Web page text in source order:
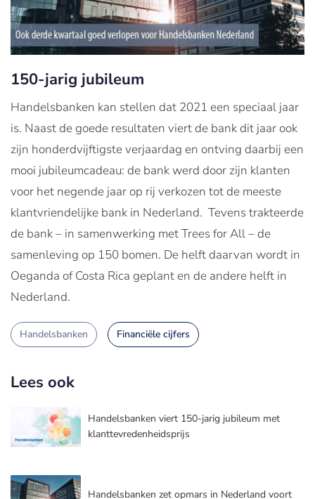
150-jarig jubileum
Handelsbanken kan stellen dat 2021 een speciaal jaar
is. Naast de goede resultaten viert de bank dit jaar ook
zijn honderdvijftigste verjaardag en ontving daarbij een
mooi jubileumcadeau: de bank werd door zijn klanten
voor het negende jaar op rij verkozen tot de meeste
klantvriendelijke bank in Nederland. Tevens trakteerde
de bank – in samenwerking met Trees for All – de
samenleving op 150 bomen. De helft daarvan wordt in
Oeganda of Costa Rica geplant en de andere helft in
Nederland.
Handelsbanken Financiële cijfers
Lees ook
Handelsbanken viert 150-jarig jubileum met
klanttevredenheidsprijs
Handelsbanken zet opmars in Nederland voort